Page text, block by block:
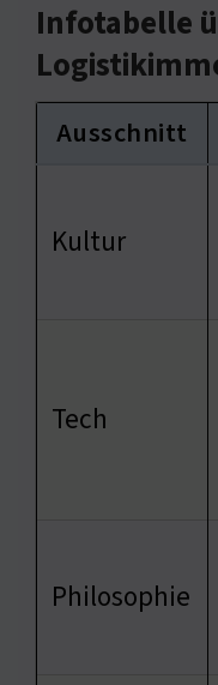
Infotabelle
Ausschnitt
Kultur
Tech
Philosophie